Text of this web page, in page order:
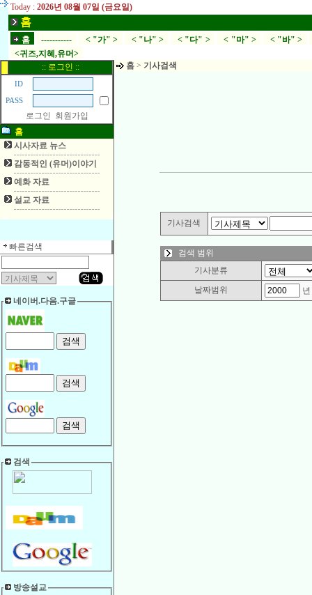
Today : 2026년 08월 07일 (금요일)
홈
홈 ----------- < "가" > < "나" > < "다" > < "마" > < "바" >
<귀즈,지혜,유머>
:: 로그인 ::
ID
PASS
로그인
회원가입
홈
시사자료 뉴스
감동적인 (유머)이야기
예화 자료
설교 자료
빠른검색
네이버.다음.구글
검색
방송설교
홈 > 기사검색
기사검색
검색 범위
기사분류
날짜범위